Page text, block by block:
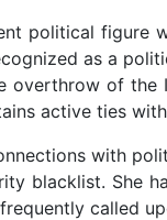
political figure
as a
overthrow of the
active ties
with
blacklist.
called